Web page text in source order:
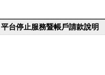
台停止服務暨帳戶請款說明